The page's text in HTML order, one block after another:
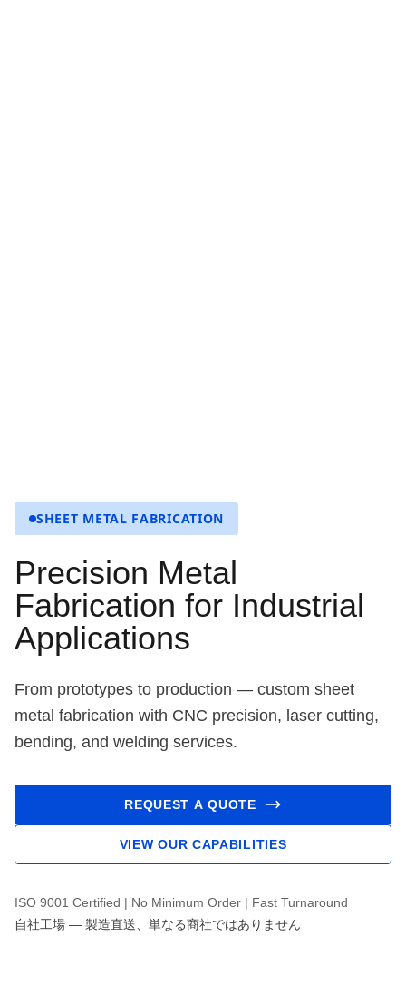
SHEET METAL FABRICATION
Precision Metal
Fabrication for Industrial
Applications
From prototypes to production — custom sheet
metal fabrication with CNC precision, laser cutting,
bending, and welding services.
REQUEST A QUOTE
VIEW OUR CAPABILITIES
ISO 9001 Certified | No Minimum Order | Fast Turnaround
自社工場 — 製造直送、単なる商社ではありません